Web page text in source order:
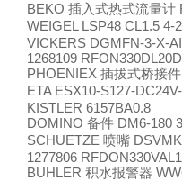
BEKO 插入式热式流量计
WEIGEL LSP48 CL1.5 4-
VICKERS DGMFN-3-X-
1268109
PHOENIEX 插拔式桥接件
ETA ESX10-S127-
KISTLER 6157BA0.8
DOMINO 备件 DM6-180
SCHUETZE 喷嘴
1277806
BUHLER 积水报警器